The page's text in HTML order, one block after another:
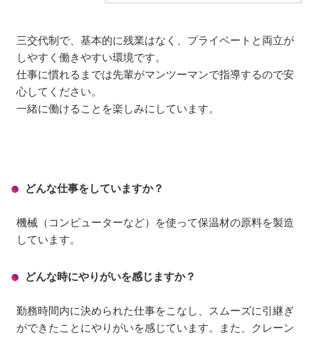
三交代制で、基本的に残業はなく、プライベートと両立が
しやすく働きやすい環境です。
仕事に慣れるまでは先輩がマンツーマンで指導するので安
心してください。
一緒に働けることを楽しみにしています。
どんな仕事をしていますか？
機械（コンピューターなど）を使って保温材の原料を製造
しています。
どんな時にやりがいを感じますか？
勤務時間内に決められた仕事をこなし、スムーズに引継ぎ
ができたことにやりがいを感じています。また、クレーン